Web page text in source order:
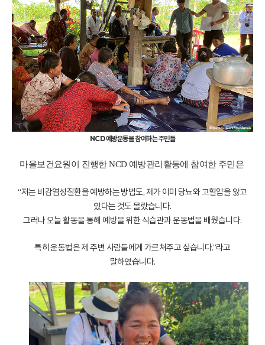
NCD 예방운동을 참여하는 주민들
마을보건요원이 진행한 NCD 예방관리활동에 참여한 주민은
“저는 비감염성질환을 예방하는 방법도, 제가 이미 당뇨와 고혈압을 앓고
있다는 것도 몰랐습니다.
그러나 오늘 활동을 통해 예방을 위한 식습관과 운동법을 배웠습니다.
특히 운동법은 제 주변 사람들에게 가르쳐주고 싶습니다.”라고
말하였습니다.